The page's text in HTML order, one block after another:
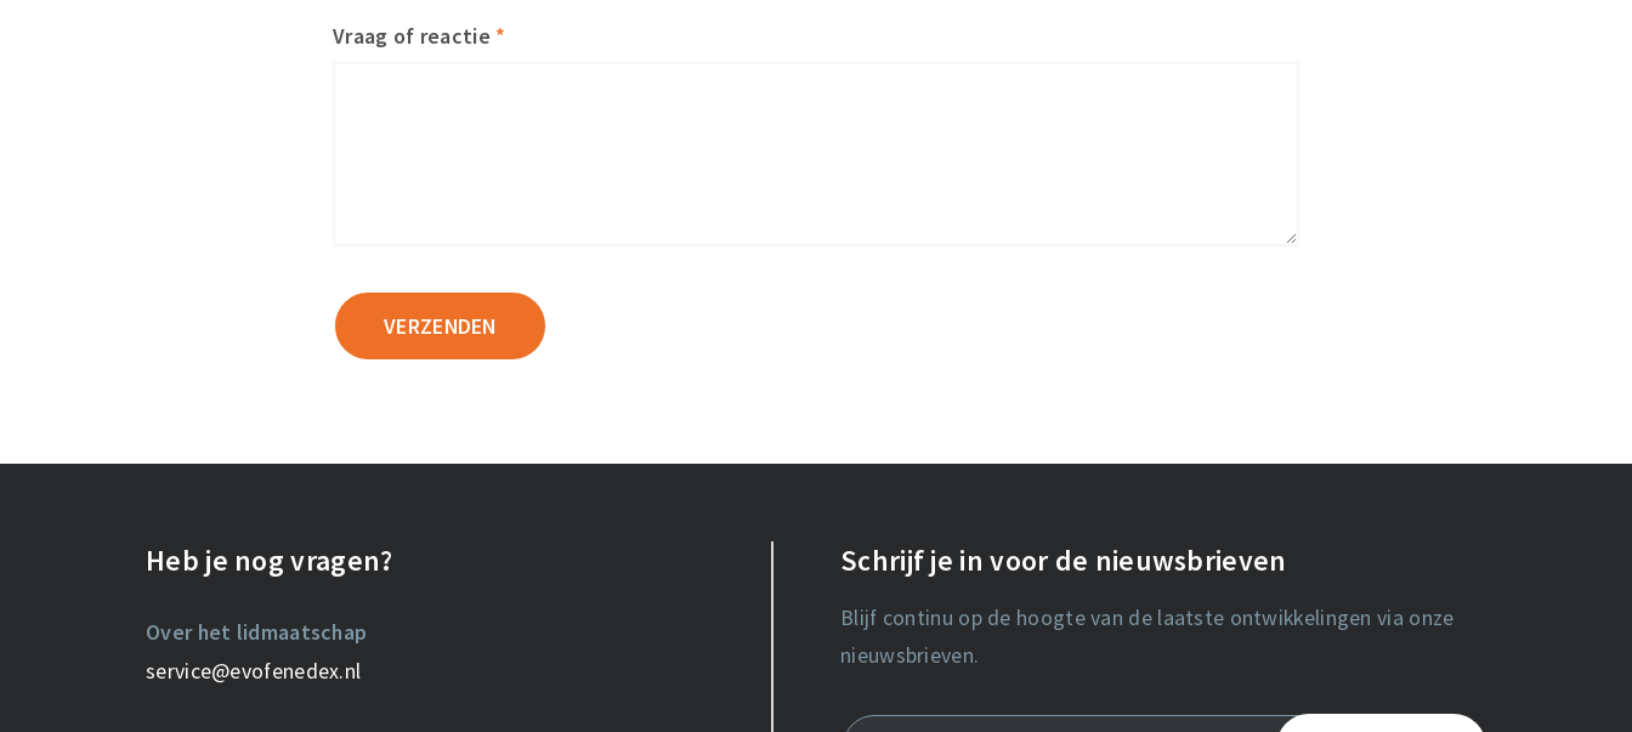
Vraag of reactie *
Heb je nog vragen?
Over het lidmaatschap
service@evofenedex.nl
Schrijf je in voor de nieuwsbrieven
Blijf continu op de hoogte van de laatste ontwikkelingen via onze
nieuwsbrieven.